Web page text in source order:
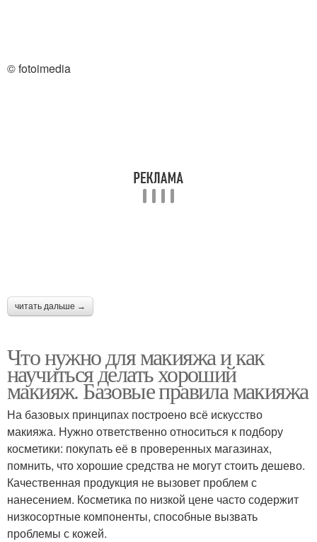
зеленоглазых шатенок
© fotoimedia
читать дальше →
Что нужно для макияжа и как
научиться делать хороший
макияж. Базовые правила макияжа
На базовых принципах построено всё искусство
макияжа. Нужно ответственно относиться к подбору
косметики: покупать её в проверенных магазинах,
помнить, что хорошие средства не могут стоить дешево.
Качественная продукция не вызовет проблем с
нанесением. Косметика по низкой цене часто содержит
низкосортные компоненты, способные вызвать
проблемы с кожей.